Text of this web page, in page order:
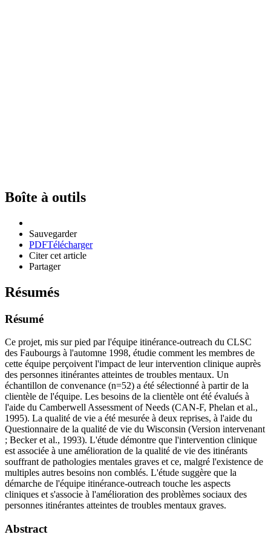
Boîte à outils
Sauvegarder
PDFTélécharger
Citer cet article
Partager
Résumés
Résumé
Ce projet, mis sur pied par l'équipe itinérance-outreach du CLSC
des Faubourgs à l'automne 1998, étudie comment les membres de
cette équipe perçoivent l'impact de leur intervention clinique auprès
des personnes itinérantes atteintes de troubles mentaux. Un
échantillon de convenance (n=52) a été sélectionné à partir de la
clientèle de l'équipe. Les besoins de la clientèle ont été évalués à
l'aide du Camberwell Assessment of Needs (CAN-F, Phelan et al.,
1995). La qualité de vie a été mesurée à deux reprises, à l'aide du
Questionnaire de la qualité de vie du Wisconsin (Version intervenant
; Becker et al., 1993). L'étude démontre que l'intervention clinique
est associée à une amélioration de la qualité de vie des itinérants
souffrant de pathologies mentales graves et ce, malgré l'existence de
multiples autres besoins non comblés. L'étude suggère que la
démarche de l'équipe itinérance-outreach touche les aspects
cliniques et s'associe à l'amélioration des problèmes sociaux des
personnes itinérantes atteintes de troubles mentaux graves.
Abstract